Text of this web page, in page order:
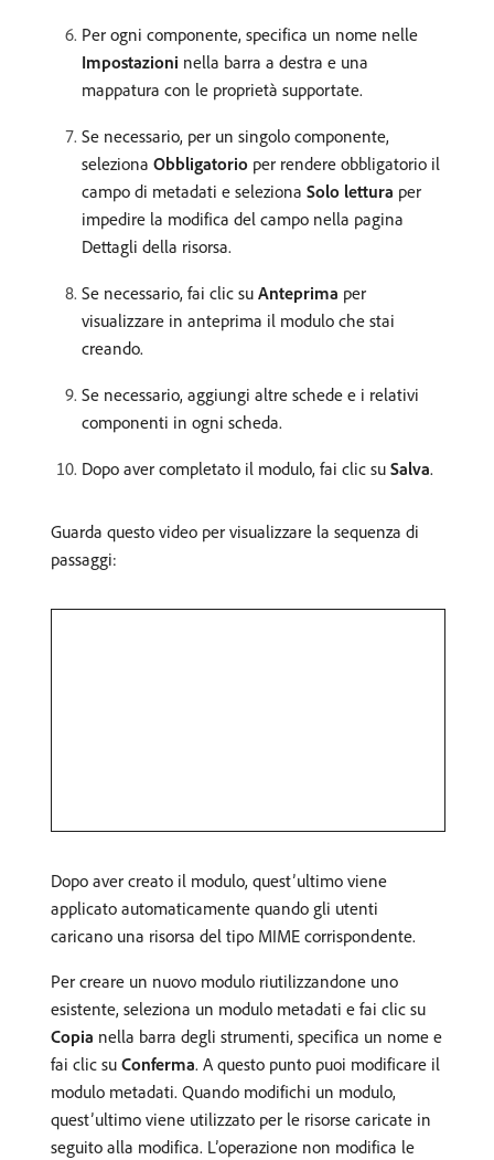
Per ogni componente, specifica un nome nelle
Impostazioni nella barra a destra e una
mappatura con le proprietà supportate.
Se necessario, per un singolo componente,
seleziona Obbligatorio per rendere obbligatorio il
campo di metadati e seleziona Solo lettura per
impedire la modifica del campo nella pagina
Dettagli della risorsa.
Se necessario, fai clic su Anteprima per
visualizzare in anteprima il modulo che stai
creando.
Se necessario, aggiungi altre schede e i relativi
componenti in ogni scheda.
Dopo aver completato il modulo, fai clic su Salva.
Guarda questo video per visualizzare la sequenza di
passaggi:
Dopo aver creato il modulo, quest’ultimo viene
applicato automaticamente quando gli utenti
caricano una risorsa del tipo MIME corrispondente.
Per creare un nuovo modulo riutilizzandone uno
esistente, seleziona un modulo metadati e fai clic su
Copia nella barra degli strumenti, specifica un nome e
fai clic su Conferma. A questo punto puoi modificare il
modulo metadati. Quando modifichi un modulo,
quest’ultimo viene utilizzato per le risorse caricate in
seguito alla modifica. L’operazione non modifica le